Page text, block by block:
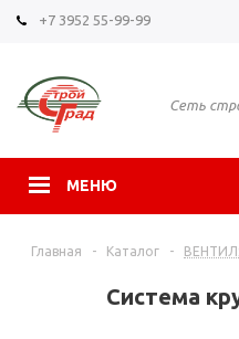
+7 3952 55-99-99
Сеть
МЕНЮ
Главная - Каталог -
Система